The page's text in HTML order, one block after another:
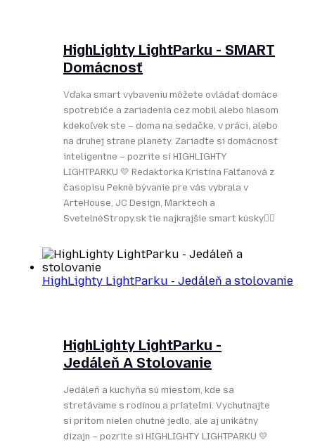
HighLighty LightParku - SMART
Domácnosť
Vďaka smart vybaveniu môžete ovládať domáce
spotrebiče a zariadenia cez mobil alebo hlasom
kdekoľvek ste – doma na sedačke, v práci, alebo
na druhej strane planéty. Zariaďte si domácnosť
inteligentne – pozrite si HIGHLIGHTY
LIGHTPARKU 💛 Redaktorka Kristína Falťanová z
časopisu Pekné bývanie pre vás vybrala v
ArteHouse, JC Design, Marktech a
SvetelnéStropy.sk tie najkrajšie smart kúsky👌🏻
HighLighty LightParku - Jedáleň a stolovanie
HighLighty LightParku -
Jedáleň A Stolovanie
Jedáleň a kuchyňa sú miestom, kde sa
stretávame s rodinou a priateľmi. Vychutnajte
si pritom nielen chutné jedlo, ale aj unikátny
dizajn – pozrite si HIGHLIGHTY LIGHTPARKU 💛